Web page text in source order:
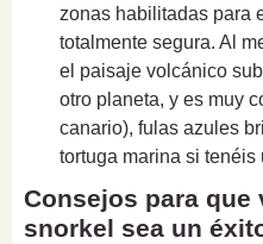
zonas habilitadas para
totalmente segura. Al
el paisaje volcánico
otro planeta, y es muy
canario), fulas azules
tortuga marina si tenéis
Consejos para que
snorkel sea un